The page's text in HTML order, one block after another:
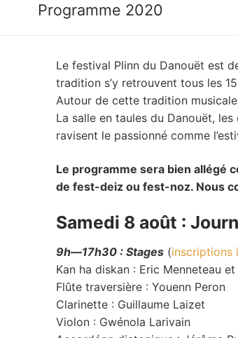
Programme 2020
Le festival Plinn du Danouët est
tradition s’y retrouvent tous les
Autour de cette tradition
La salle en taules du Danouët,
ravisent le passionné comme
Le programme sera bien allégé
de fest-deiz ou fest-noz. Nous
Samedi 8 août :
9h—17h30 : Stages (inscriptions
Kan ha diskan : Eric Menneteau
Flûte traversière : Youenn Peron
Clarinette : Guillaume Laizet
Violon : Gwénola Larivain